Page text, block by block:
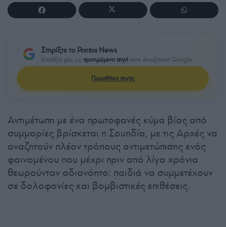
Στηρίξτε το Pontos News
Επιλέξτε μας ως προτιμώμενη πηγή στην Αναζήτηση Google
Προσθήκη πηγής
Αντιμέτωπη με ένα πρωτοφανές κύμα βίας από
συμμορίες βρίσκεται η Σουηδία, με τις Αρχές να
αναζητούν πλέον τρόπους αντιμετώπισης ενός
φαινομένου που μέχρι πριν από λίγα χρόνια
θεωρούνταν αδιανόητο: παιδιά να συμμετέχουν
σε δολοφονίες και βομβιστικές επιθέσεις.